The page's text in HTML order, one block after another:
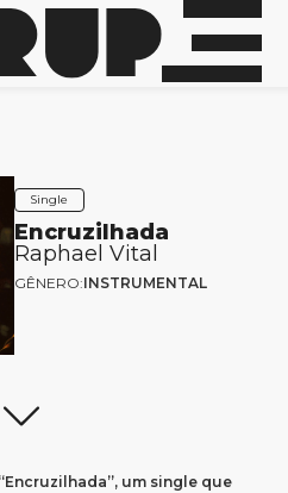
Single
Encruzilhada
Raphael Vital
GÊNERO:INSTRUMENTAL
um single que